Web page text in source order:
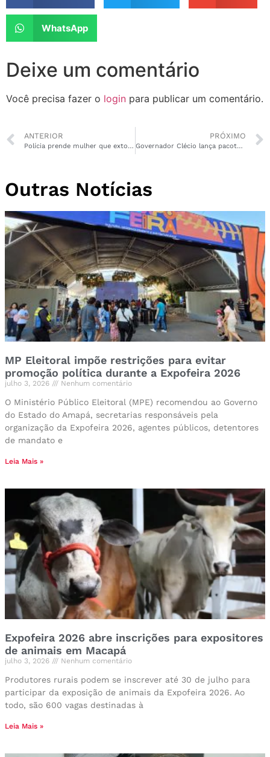
WhatsApp
Deixe um comentário
Você precisa fazer o login para publicar um comentário.
ANTERIOR
Polícia prende mulher que extorquia vítimas com vídeos íntimos
PRÓXIMO
Governador Clécio lança pacote com 140 obras para Macapá; Centro de Convenções é o destaque
Outras Notícias
MP Eleitoral impõe restrições para evitar
promoção política durante a Expofeira 2026
julho 3, 2026 Nenhum comentário
O Ministério Público Eleitoral (MPE) recomendou ao Governo
do Estado do Amapá, secretarias responsáveis pela
organização da Expofeira 2026, agentes públicos, detentores
de mandato e
Leia Mais »
Expofeira 2026 abre inscrições para expositores
de animais em Macapá
julho 3, 2026 Nenhum comentário
Produtores rurais podem se inscrever até 30 de julho para
participar da exposição de animais da Expofeira 2026. Ao
todo, são 600 vagas destinadas à
Leia Mais »